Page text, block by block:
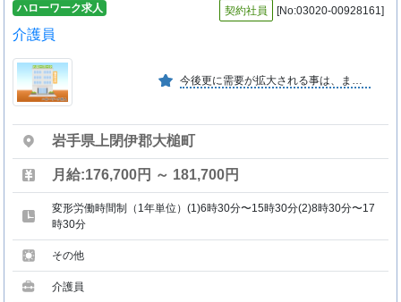
ハローワーク求人 契約社員 [No:03020-00928161]
介護員
今後更に需要が拡大される事は、まちがいなく、それに担わる人材の育成と高齢社会への一助となっている。
岩手県上閉伊郡大槌町
月給:176,700円 ～ 181,700円
変形労働時間制（1年単位）(1)6時30分〜15時30分(2)8時30分〜17
時30分
その他
介護員